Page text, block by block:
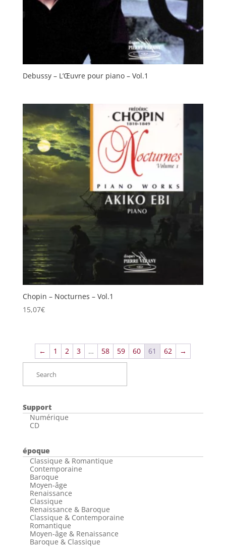
Debussy – L’Œuvre pour piano – Vol.1
Chopin – Nocturnes – Vol.1
15,07€
← 1 2 3 … 58 59 60 61 62 →
Support
Numérique
CD
époque
Classique & Romantique
Contemporaine
Baroque
Moyen-âge
Renaissance
Classique
Renaissance & Baroque
Classique & Contemporaine
Romantique
Moyen-âge & Renaissance
Baroque & Classique